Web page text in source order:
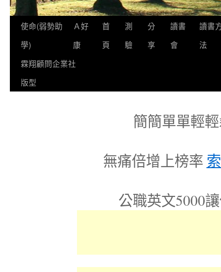
跳使命(弱勢助
學)
Ａ好
康
首
頁
測
驗
分
享
讀書
會
讀書
法
霖翔顧問企業社
版型
簡簡單單輕
無痛倍增上榜率
公職英文5000